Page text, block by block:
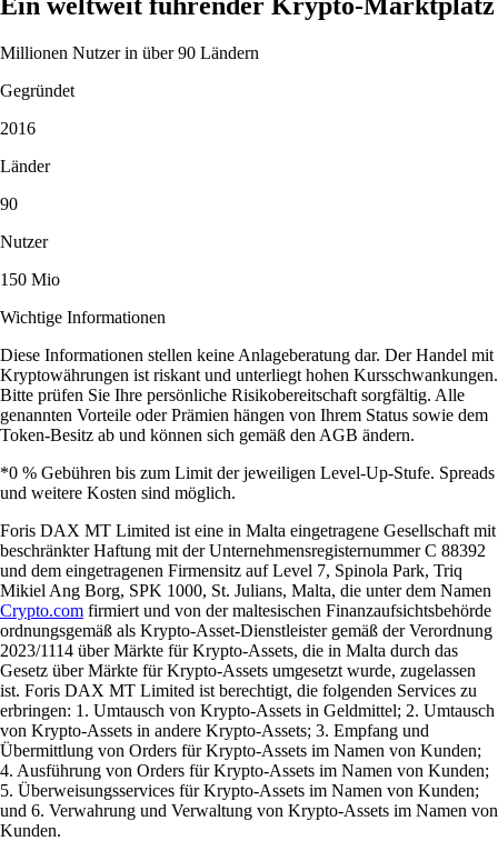
Millionen Nutzer in über 90 Ländern
Gegründet
2016
Länder
90
Nutzer
150 Mio
Wichtige Informationen
Diese Informationen stellen keine Anlageberatung dar. Der Handel mit
Kryptowährungen ist riskant und unterliegt hohen Kursschwankungen.
Bitte prüfen Sie Ihre persönliche Risikobereitschaft sorgfältig. Alle
genannten Vorteile oder Prämien hängen von Ihrem Status sowie dem
Token-Besitz ab und können sich gemäß den AGB ändern.
*0 % Gebühren bis zum Limit der jeweiligen Level-Up-Stufe. Spreads
und weitere Kosten sind möglich.
Foris DAX MT Limited ist eine in Malta eingetragene Gesellschaft mit
beschränkter Haftung mit der Unternehmensregisternummer C 88392
und dem eingetragenen Firmensitz auf Level 7, Spinola Park, Triq
Mikiel Ang Borg, SPK 1000, St. Julians, Malta, die unter dem Namen
Crypto.com firmiert und von der maltesischen Finanzaufsichtsbehörde
ordnungsgemäß als Krypto-Asset-Dienstleister gemäß der Verordnung
2023/1114 über Märkte für Krypto-Assets, die in Malta durch das
Gesetz über Märkte für Krypto-Assets umgesetzt wurde, zugelassen
ist. Foris DAX MT Limited ist berechtigt, die folgenden Services zu
erbringen: 1. Umtausch von Krypto-Assets in Geldmittel; 2. Umtausch
von Krypto-Assets in andere Krypto-Assets; 3. Empfang und
Übermittlung von Orders für Krypto-Assets im Namen von Kunden;
4. Ausführung von Orders für Krypto-Assets im Namen von Kunden;
5. Überweisungsservices für Krypto-Assets im Namen von Kunden;
und 6. Verwahrung und Verwaltung von Krypto-Assets im Namen von
Kunden.